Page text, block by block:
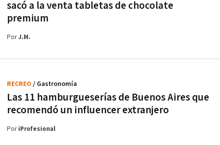
sacó a la venta tabletas de chocolate
premium
PorJ.M.
Las 11 hamburgueserías de Buenos Aires que
recomendó un influencer extranjero
RECREO / Gastronomía
PoriProfesional